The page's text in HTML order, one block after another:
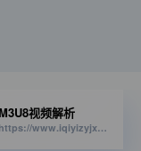
M3U8视频解析
https://www.iqiyizyjx.com/?url=